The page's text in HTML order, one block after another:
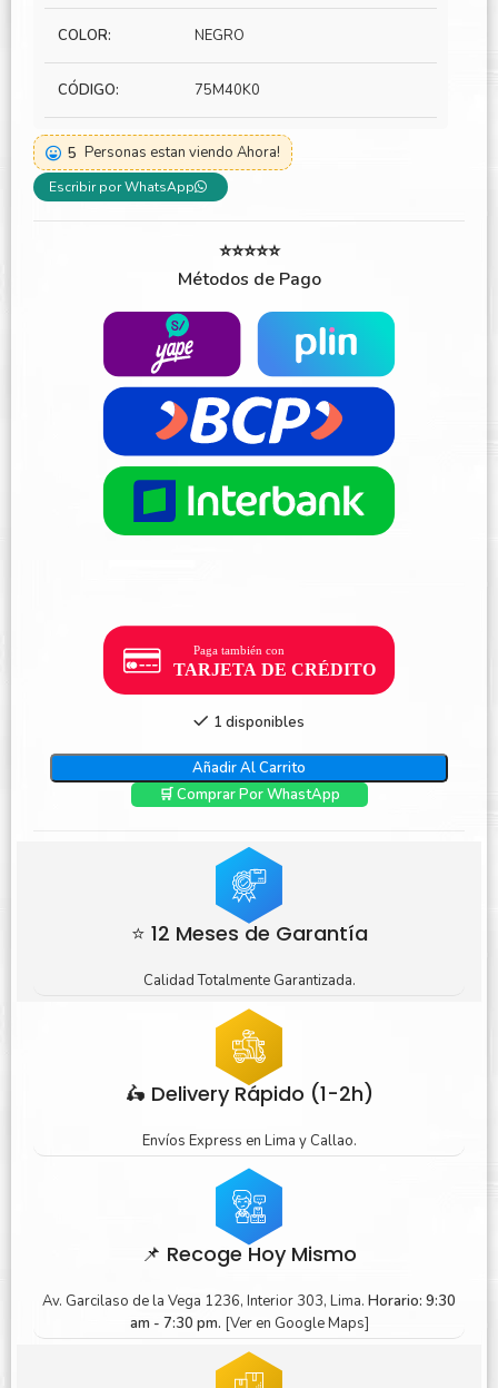
COLOR: NEGRO
CÓDIGO: 75M40K0
5 Personas estan viendo Ahora!
Escribir por WhatsApp
⭐⭐⭐⭐⭐
Métodos de Pago
1 disponibles
Añadir Al Carrito
🛒 Comprar Por WhastApp
⭐ 12 Meses de Garantía
Calidad Totalmente Garantizada.
🛵 Delivery Rápido (1-2h)
Envíos Express en Lima y Callao.
📌 Recoge Hoy Mismo
Av. Garcilaso de la Vega 1236, Interior 303, Lima. Horario: 9:30
am - 7:30 pm. [Ver en Google Maps]